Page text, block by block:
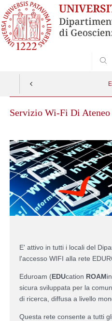
Servizio Wi-Fi Di Ateneo
E' attivo in tutti i locali del
l'accesso WIFI alla rete
Eduroam (EDUcation ROAM
sicura sviluppata per la
di ricerca, diffusa a livello
Questa rete consente a tutti